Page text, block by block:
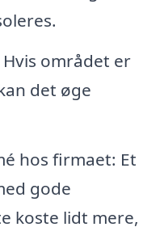
området er
det øge
hos firmaet: Et
gode
koste lidt mere,